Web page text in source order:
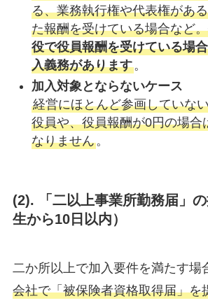
る、業務執行権や代表権があ
た報酬を受けている場合など
役で役員報酬を受けている場
入義務があります。
加入対象とならないケース
経営にほとんど参画していな
役員や、役員報酬が0円の場合
なりません。
(2). 「二以上事業所勤務届」
生から10日以内）
二か所以上で加入要件を満たす場
会社で「被保険者資格取得届」を